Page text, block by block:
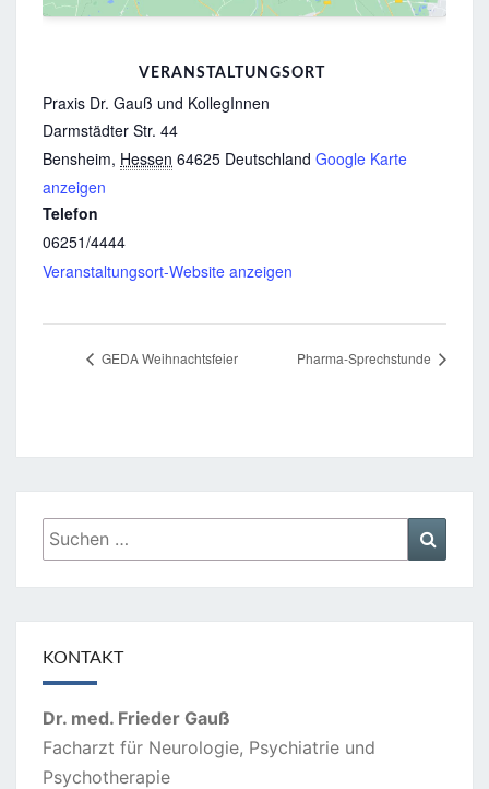
VERANSTALTUNGSORT
Praxis Dr. Gauß und KollegInnen
Darmstädter Str. 44
Bensheim, Hessen 64625 Deutschland Google Karte
anzeigen
Telefon
06251/4444
Veranstaltungsort-Website anzeigen
GEDA Weihnachtsfeier Pharma-Sprechstunde
Suchen
nach:
KONTAKT
Dr. med. Frieder Gauß
Facharzt für Neurologie, Psychiatrie und
Psychotherapie